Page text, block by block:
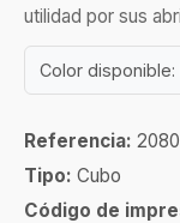
utilidad por sus
Color disponible:
Referencia:
Tipo: Cubo
Código de